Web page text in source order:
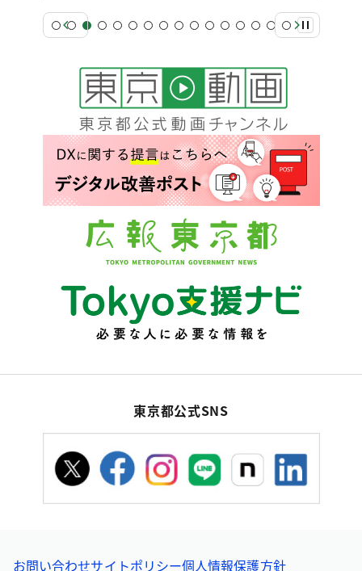
東京都公式SNS
お問い合わせサイトポリシー個人情報保護方針